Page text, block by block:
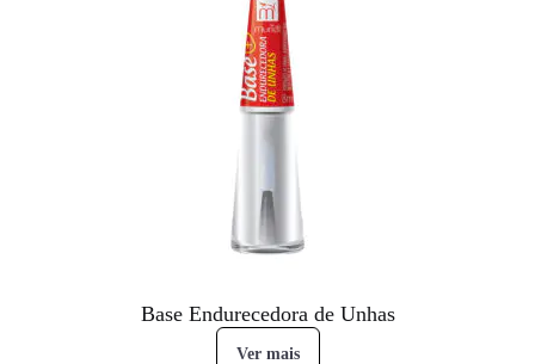
Base Endurecedora de Unhas
Ver mais